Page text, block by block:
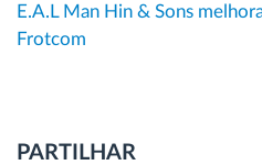
E.A.L Man Hin & Sons
Frotcom
PARTILHAR